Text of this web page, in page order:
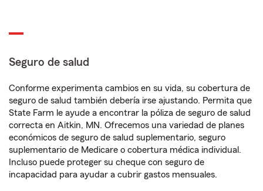
Seguro de salud
Conforme experimenta cambios en su vida, su cobertura de
seguro de salud también debería irse ajustando. Permita que
State Farm le ayude a encontrar la póliza de seguro de salud
correcta en Aitkin, MN. Ofrecemos una variedad de planes
económicos de seguro de salud suplementario, seguro
suplementario de Medicare o cobertura médica individual.
Incluso puede proteger su cheque con seguro de
incapacidad para ayudar a cubrir gastos mensuales.